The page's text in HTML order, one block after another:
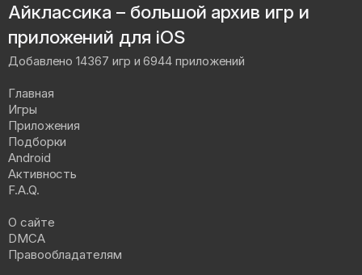
Айклассика – большой архив игр и
приложений для iOS
Добавлено 14367 игр и 6944 приложений
Главная
Игры
Приложения
Подборки
Android
Активность
F.A.Q.
О сайте
DMCA
Правообладателям